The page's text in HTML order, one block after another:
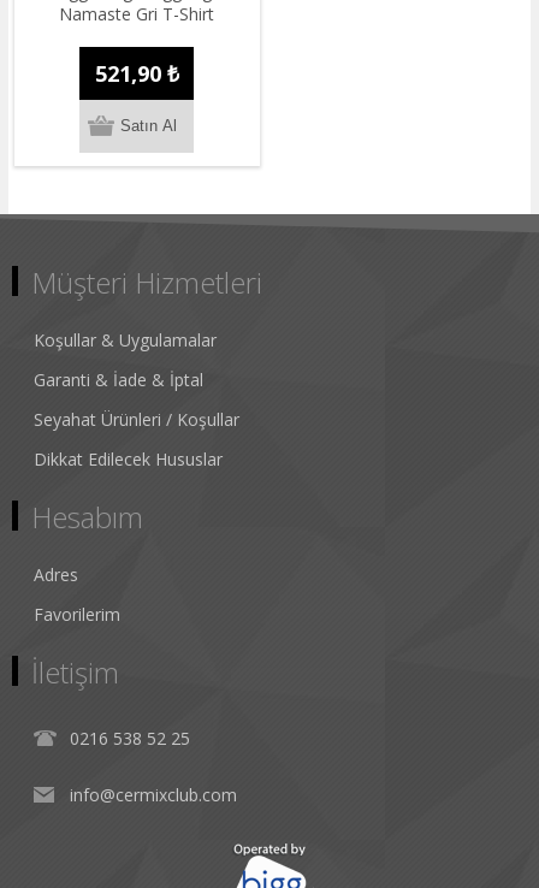
Namaste Gri T-Shirt
521,90 ₺
Müşteri Hizmetleri
Koşullar & Uygulamalar
Garanti & İade & İptal
Seyahat Ürünleri / Koşullar
Dikkat Edilecek Hususlar
Hesabım
Adres
Favorilerim
İletişim
0216 538 52 25
info@cermixclub.com